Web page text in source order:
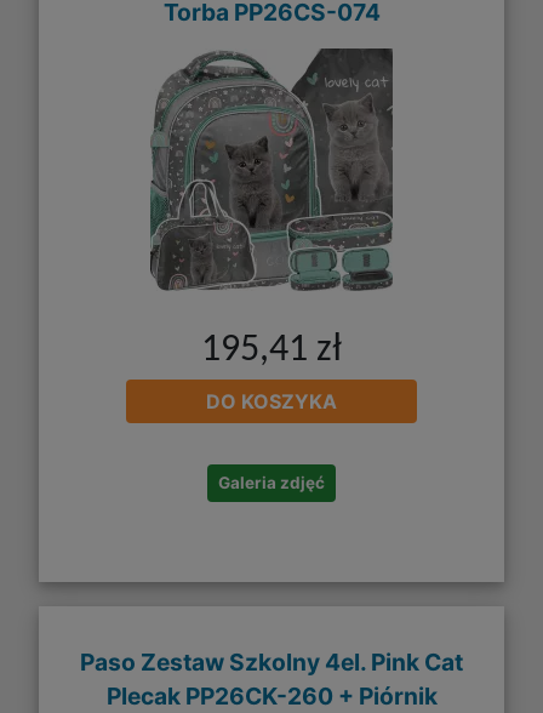
Torba PP26CS-074
195,41 zł
DO KOSZYKA
Galeria zdjęć
Paso Zestaw Szkolny 4el. Pink Cat
Plecak PP26CK-260 + Piórnik